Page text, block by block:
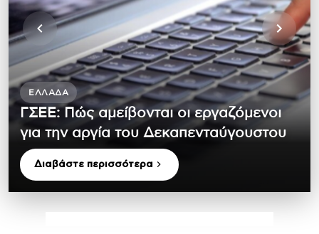
ΕΛΛΆΔΑ
ΓΣΕΕ: Πώς αμείβονται οι εργαζόμενοι
για την αργία του Δεκαπενταύγουστου
Διαβάστε περισσότερα